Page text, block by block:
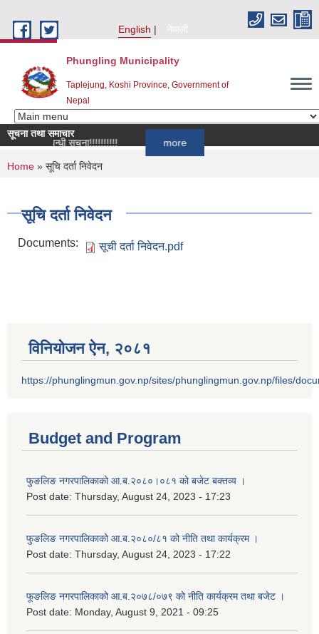
English
नेपाली
Phungling Municipality
Taplejung, Koshi Province, Government of
Nepal
सूचना तथा समाचार
सम्बन्धी सूचना!!!!!!!!!!
You are here
Home » सूचि दर्ता निवेदन
सूचि दर्ता निवेदन
Documents: सूची दर्ता निवेदन.pdf
विनियोजन ऐन‚ २०८१
https://phunglingmun.gov.np/sites/phunglingmun.gov.np/files/
Budget and Program
फुङलिङ नगरपालिकाको आ.ब.२०८०।०८१ को बजेट बक्तव्य ।
Post date: Thursday, August 24, 2023 - 17:23
फुङलिङ नगरपालिकाको आ.ब.२०८०/८१ को नीति तथा कार्यक्रम ।
Post date: Thursday, August 24, 2023 - 17:22
फूङलिङ नगरपालिकाको आ.ब.२०७८/०७९ को नीति कार्यक्रम तथा बजेट ।
Post date: Monday, August 9, 2021 - 09:25